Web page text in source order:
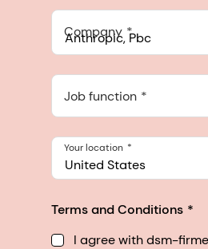
Company
548 Market St Pmb 90375, San
Job function
United States
Your location
Terms and Conditions
I agree with dsm-